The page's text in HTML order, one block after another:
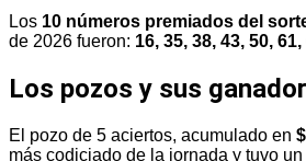
Los 10 números premiados del
de 2026 fueron: 16, 35, 38, 43, 50,
Los pozos y sus
El pozo de 5 aciertos, acumulado en
más codiciado de la jornada y tuvo